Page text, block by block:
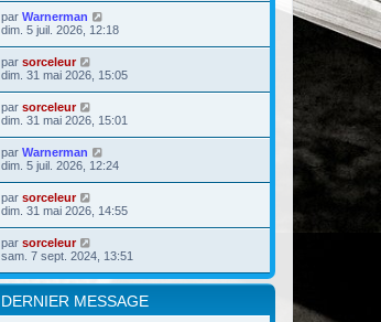
par Warnerman
dim. 5 juil. 2026, 12:18
par sorceleur
dim. 31 mai 2026, 15:05
par sorceleur
dim. 31 mai 2026, 15:01
par Warnerman
dim. 5 juil. 2026, 12:24
par sorceleur
dim. 31 mai 2026, 14:55
par sorceleur
sam. 7 sept. 2024, 13:51
DERNIER MESSAGE